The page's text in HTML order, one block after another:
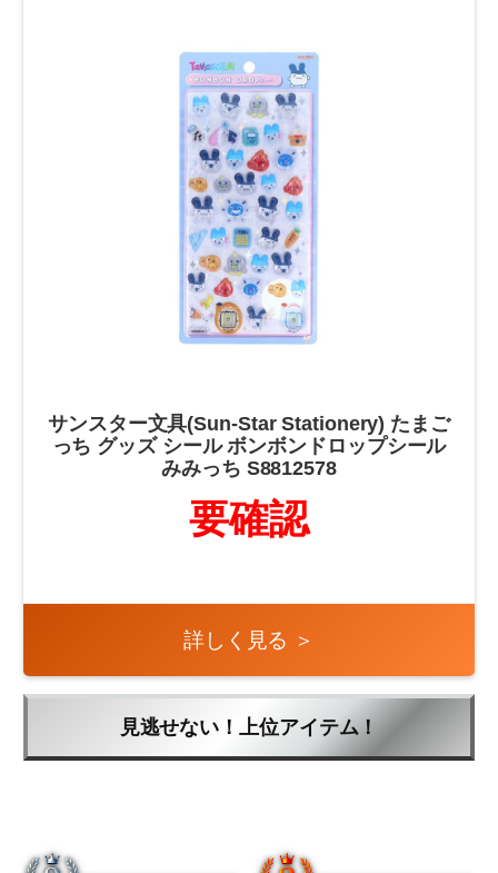
サンスター文具(Sun-Star Stationery) たまご
っち グッズ シール ボンボンドロップシール
みみっち S8812578
要確認
詳しく見る ＞
見逃せない！上位アイテム！